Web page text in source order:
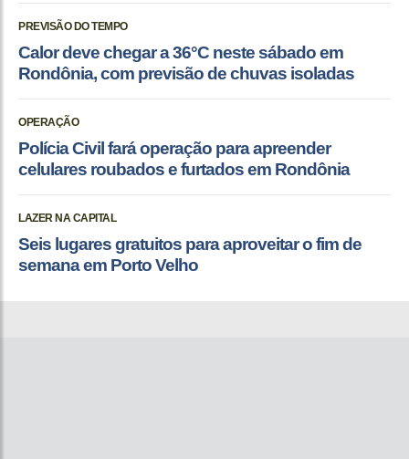
PREVISÃO DO TEMPO
Calor deve chegar a 36°C neste sábado em
Rondônia, com previsão de chuvas isoladas
OPERAÇÃO
Polícia Civil fará operação para apreender
celulares roubados e furtados em Rondônia
LAZER NA CAPITAL
Seis lugares gratuitos para aproveitar o fim de
semana em Porto Velho